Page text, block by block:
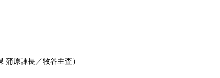
原課⻑／牧⾕主査）